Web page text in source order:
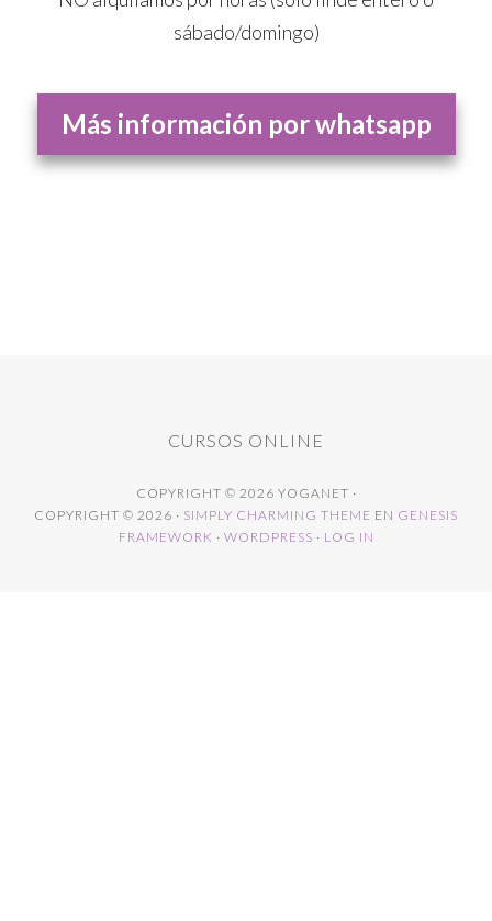
sábado/domingo)
Más información por whatsapp
CURSOS ONLINE
COPYRIGHT © 2026 YOGANET ·
COPYRIGHT © 2026 · SIMPLY CHARMING THEME EN GENESIS
FRAMEWORK · WORDPRESS · LOG IN